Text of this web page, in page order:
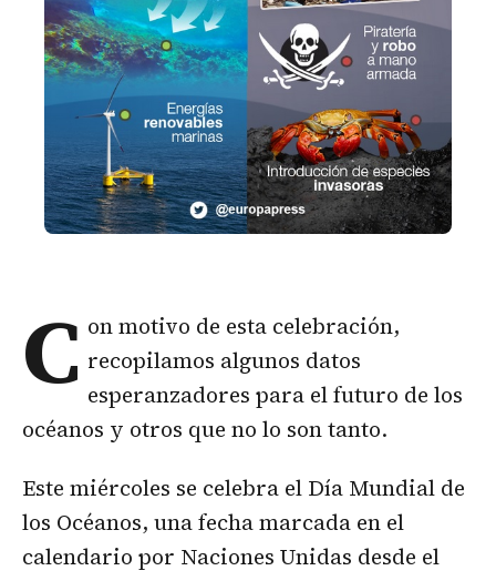
C on motivo de esta celebración,
recopilamos algunos datos
esperanzadores para el futuro de los
océanos y otros que no lo son tanto.
Este miércoles se celebra el Día Mundial de
los Océanos, una fecha marcada en el
calendario por Naciones Unidas desde el